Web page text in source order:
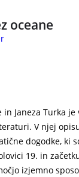
oceane
Janeza Turka je
V njej
dogodke, ki
19. in
izjemno